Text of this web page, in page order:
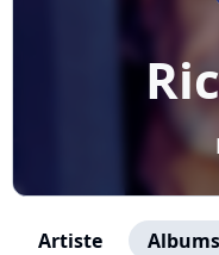
Artiste